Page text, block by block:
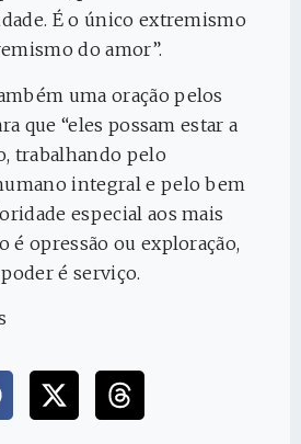
É o único extremismo
do amor”.
uma oração pelos
que “eles possam estar a
trabalhando pelo
integral e pelo bem
especial aos mais
é opressão ou exploração,
é serviço.